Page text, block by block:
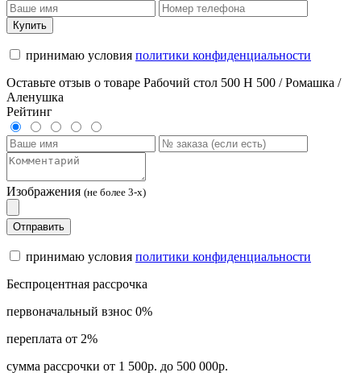
Купить
принимаю условия политики конфиденциальности
Оставьте отзыв о товаре Рабочий стол 500 Н 500 / Ромашка /
Аленушка
Рейтинг
Изображения (не более 3-х)
Отправить
принимаю условия политики конфиденциальности
Беспроцентная рассрочка
первоначальный взнос 0%
переплата от 2%
сумма рассрочки от 1 500р. до 500 000р.